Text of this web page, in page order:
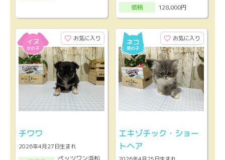
価格
128,000円
お気に入り
チワワ
2026年4月27日生まれ
ペッツワン浜松
お気に入り
エキゾチック・ショー
トヘア